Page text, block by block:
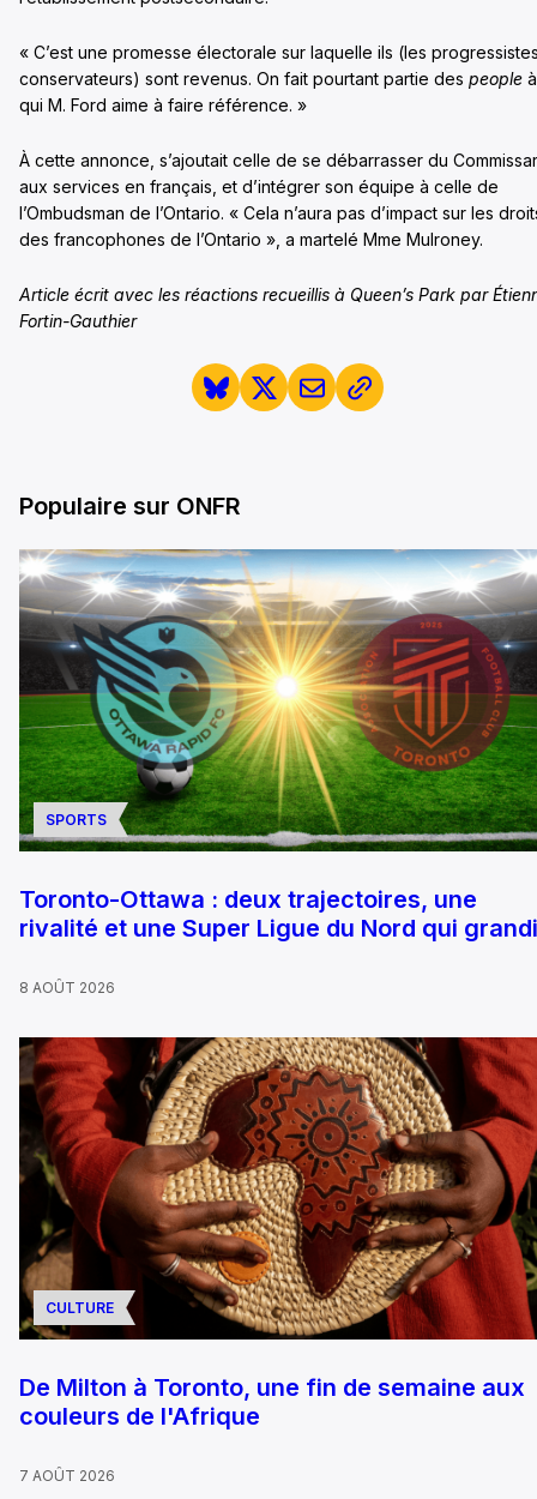
« C’est une promesse électorale sur laquelle ils (les
conservateurs) sont revenus. On fait pourtant partie des people à
qui M. Ford aime à faire référence. »
À cette annonce, s’ajoutait celle de se débarrasser du
aux services en français, et d’intégrer son équipe à celle de
l’Ombudsman de l’Ontario. « Cela n’aura pas d’impact sur les
des francophones de l’Ontario », a martelé Mme Mulroney.
Article écrit avec les réactions recueillis à Queen’s Park par
Fortin-Gauthier
Populaire sur ONFR
SPORTS
Toronto-Ottawa : deux trajectoires, une
rivalité et une Super Ligue du Nord qui
8 AOÛT 2026
CULTURE
De Milton à Toronto, une fin de semaine aux
couleurs de l'Afrique
7 AOÛT 2026